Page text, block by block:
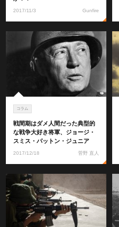
2017/11/3 Gunfire
コラム
戦間期はダメ人間だった典型的
な戦争大好き将軍、ジョージ・
スミス・パットン・ジュニア
2017/12/18 菅野 直人